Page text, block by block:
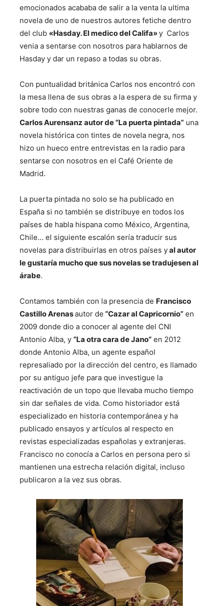
emocionados acababa de salir a la venta la ultima
novela de uno de nuestros autores fetiche dentro
del club «Hasday. El medico del Califa»y Carlos
venia a sentarse con nosotros para hablarnos de
Hasday y dar un repaso a todas su obras.
Con puntualidad británica Carlos nos encontró con
la mesa llena de sus obras a la espera de su firma y
sobre todo con nuestras ganas de conocerle mejor.
Carlos Aurensanz autor de “La puerta pintada” una
novela histórica con tintes de novela negra, nos
hizo un hueco entre entrevistas en la radio para
sentarse con nosotros en el Café Oriente de
Madrid.
La puerta pintada no solo se ha publicado en
España si no también se distribuye en todos los
países de habla hispana como México, Argentina,
Chile… el siguiente escalón sería traducir sus
novelas para distribuirlas en otros países yal autor
le gustaría mucho que sus novelas se tradujesen al
árabe.
Contamos también con la presencia de Francisco
Castillo Arenasautor de “Cazar al Capricornio” en
2009 donde dio a conocer al agente del CNI
Antonio Alba, y “La otra cara de Jano” en 2012
donde Antonio Alba, un agente español
represaliado por la dirección del centro, es llamado
por su antiguo jefe para que investigue la
reactivación de un topo que llevaba mucho tiempo
sin dar señales de vida. Como historiador está
especializado en historia contemporánea y ha
publicado ensayos y artículos al respecto en
revistas especializadas españolas y extranjeras.
Francisco no conocía a Carlos en persona pero si
mantienen una estrecha relación digital, incluso
publicaron a la vez sus obras.